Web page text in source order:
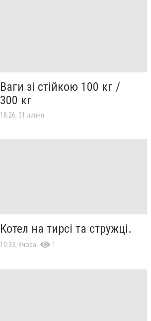
Ваги зі стійкою 100 кг /
300 кг
18:26, 31 липня
Котел на тирсі та стружці.
10:33, Вчора 1